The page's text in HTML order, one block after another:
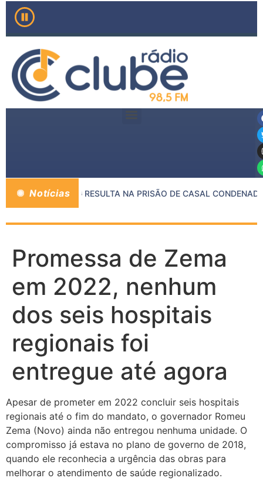
Notícias
MP E PMMG RESULTA NA PRISÃO DE CASAL CONDENADO
Promessa de Zema
em 2022, nenhum
dos seis hospitais
regionais foi
entregue até agora
Apesar de prometer em 2022 concluir seis hospitais
regionais até o fim do mandato, o governador Romeu
Zema (Novo) ainda não entregou nenhuma unidade. O
compromisso já estava no plano de governo de 2018,
quando ele reconhecia a urgência das obras para
melhorar o atendimento de saúde regionalizado.